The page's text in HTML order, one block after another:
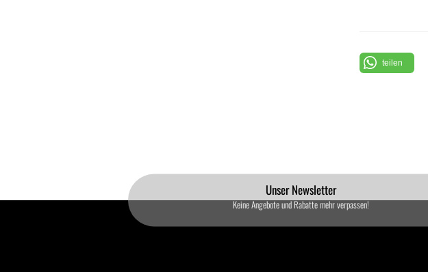
teilen
Unser Newsletter
Keine Angebote und Rabatte mehr verpassen!